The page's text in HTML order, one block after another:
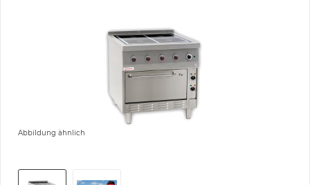
Abbildung ähnlich